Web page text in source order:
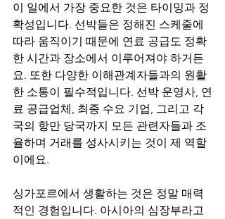
이 일에서 가장 중요한 것은 타이밍과 정
확성입니다. 선박들은 정해진 스케줄에
따라 움직이기 때문에 연료 공급도 정확
한 시간과 장소에서 이루어져야 하거든
요. 또한 다양한 이해관계자들과의 원활
한 소통이 필수적입니다. 선박 운영사, 연
료 공급업체, 최종 수요 기업, 그리고 각
국의 항만 당국까지 모든 관련자들과 조
율하며 거래를 성사시키는 것이 제 역할
이에요.
싱가포르에서 생활하는 것은 정말 매력
적인 경험입니다. 아시아의 심장부라고